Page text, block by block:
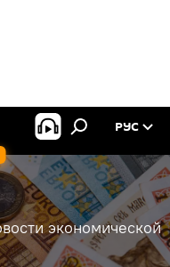
РУС
экономической